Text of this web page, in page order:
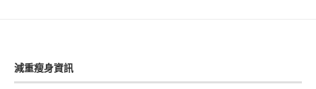
減重瘦身資訊